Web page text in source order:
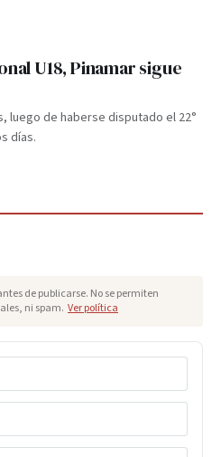
U18, Pinamar sigue
luego de haberse disputado el 22°
días.
de publicarse. No se permiten
ni spam. Ver política